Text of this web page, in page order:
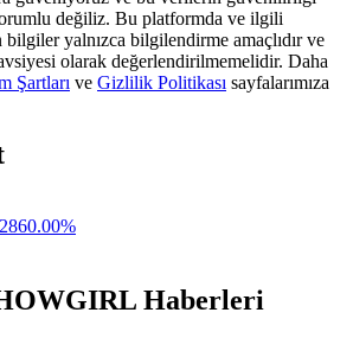
erişim
değiliz. Bu platformda ve ilgili
bilgiler yalnızca bilgilendirme amaçlıdır ve
olarak değerlendirilmemelidir. Daha
Şartları ve Gizlilik Politikası sayfalarımıza
0.00%
Haberleri